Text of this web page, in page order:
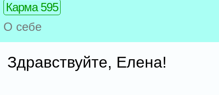
Карма 595
О себе
Здравствуйте, Елена!